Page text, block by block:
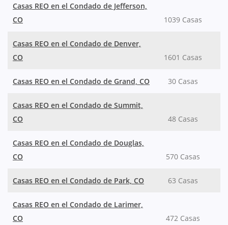
Casas REO en el Condado de Jefferson,
CO
1039 Casas
Casas REO en el Condado de Denver,
CO
1601 Casas
Casas REO en el Condado de Grand, CO 30 Casas
Casas REO en el Condado de Summit,
CO
48 Casas
Casas REO en el Condado de Douglas,
CO
570 Casas
Casas REO en el Condado de Park, CO 63 Casas
Casas REO en el Condado de Larimer,
CO
472 Casas